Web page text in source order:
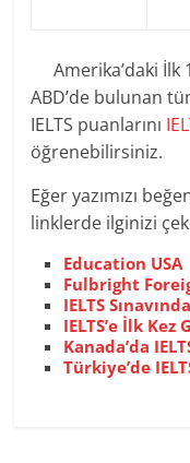
Amerika’daki İlk
ABD’de bulunan
IELTS puanlarını
öğrenebilirsiniz.
Eğer yazımızı
linklerde ilginizi
Education USA
Fulbright
IELTS
IELTS’e İlk
Kanada’da
Türkiye’de